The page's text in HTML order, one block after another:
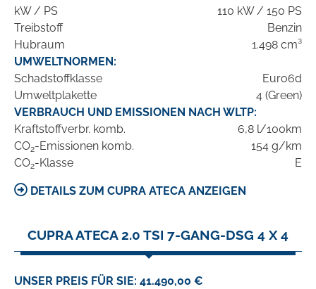
kW / PS
110 kW / 150 PS
Treibstoff
Benzin
Hubraum
1.498 cm³
UMWELTNORMEN:
Schadstoffklasse
Euro6d
Umweltplakette
4 (Green)
VERBRAUCH UND EMISSIONEN NACH WLTP:
Kraftstoffverbr. komb.
6,8 l/100km
CO2-Emissionen komb.
154 g/km
CO2-Klasse E
DETAILS ZUM CUPRA ATECA ANZEIGEN
CUPRA ATECA 2.0 TSI 7-GANG-DSG 4 X 4
UNSER PREIS FÜR SIE: 41.490,00 €